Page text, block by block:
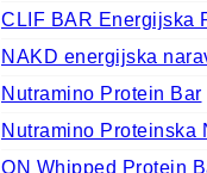
CLIF BAR Energijska
NAKD energijska
Nutramino Protein Bar
Nutramino Proteinska
ON Whipped Protein